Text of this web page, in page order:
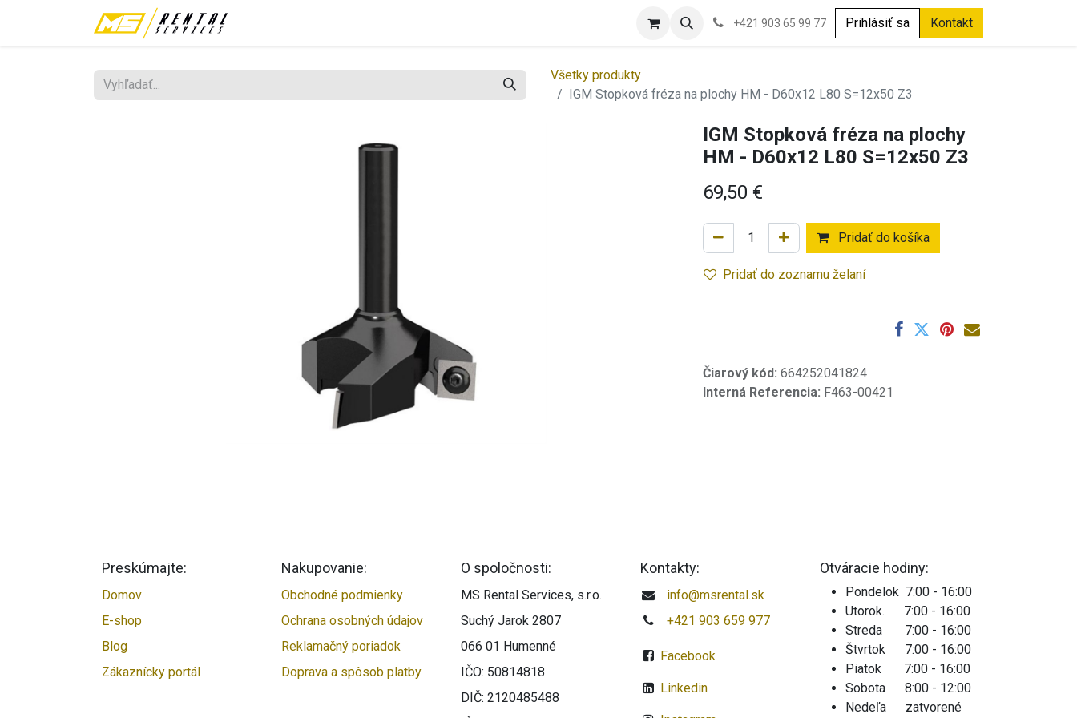
+421 903 65 99 77 Prihlásiť sa Kontakt
Všetky produkty
IGM Stopková fréza na plochy HM - D60x12 L80 S=12x50 Z3
IGM Stopková fréza na plochy
HM - D60x12 L80 S=12x50 Z3
69,50 €
Pridať do košíka
Pridať do zoznamu želaní
Čiarový kód: 664252041824
Interná Referencia: F463-00421
Preskúmajte:
Domov
E-shop
Blog
Zákaznícky portál
Nakupovanie:
Obchodné podmienky
Ochrana osobných údajov
Reklamačný poriadok
Doprava a spôsob platby
O spoločnosti:
MS Rental Services, s.r.o.
Suchý Jarok 2807
066 01 Humenné
IČO: 50814818
DIČ: 2120485488
Kontakty:
info@msrental.sk
+421 903 659 977
Facebook
Linkedin
Otváracie hodiny:
Pondelok 7:00 - 16:00
Utorok. 7:00 - 16:00
Streda 7:00 - 16:00
Štvrtok 7:00 - 16:00
Piatok 7:00 - 16:00
Sobota 8:00 - 12:00
Nedeľa zatvorené